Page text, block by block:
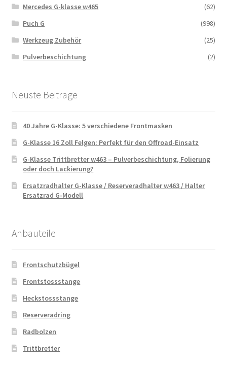
Mercedes G-klasse w465
(62)
Puch G
(998)
Werkzeug Zubehör
(25)
Pulverbeschichtung
(2)
Neuste Beitrage
40 Jahre G-Klasse: 5 verschiedene Frontmasken
G-Klasse 16 Zoll Felgen: Perfekt für den Offroad-Einsatz
G-Klasse Trittbretter w463 – Pulverbeschichtung, Folierung
oder doch Lackierung?
Ersatzradhalter G-Klasse / Reserveradhalter w463 / Halter
Ersatzrad G-Modell
Anbauteile
Frontschutzbügel
Frontstossstange
Heckstossstange
Reserveradring
Radbolzen
Trittbretter